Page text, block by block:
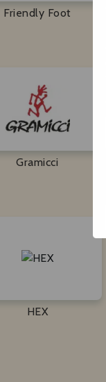
Friendly Foot
Gramicci
HEX